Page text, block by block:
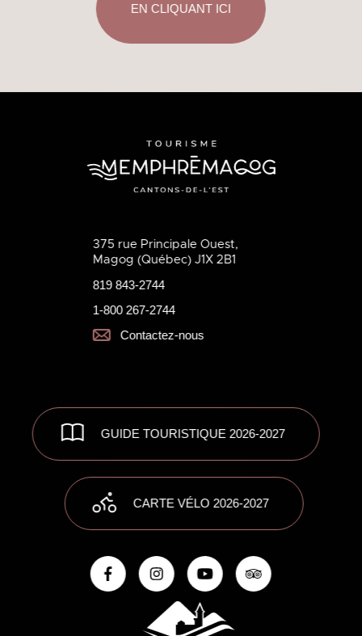
EN CLIQUANT ICI
375 rue Principale Ouest,
Magog (Québec) J1X 2B1
819 843-2744
1-800 267-2744
Contactez-nous
GUIDE TOURISTIQUE 2026-2027
CARTE VÉLO 2026-2027